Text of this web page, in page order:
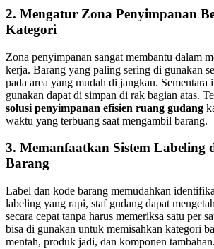
2. Mengatur Zona Penyimpanan
Kategori
Zona penyimpanan sangat membantu dalam
kerja. Barang yang paling sering di gunakan
pada area yang mudah di jangkau. Sementara
gunakan dapat di simpan di rak bagian atas.
solusi penyimpanan efisien ruang gudang
waktu yang terbuang saat mengambil barang.
3. Memanfaatkan Sistem Labeling
Barang
Label dan kode barang memudahkan
labeling yang rapi, staf gudang dapat
secara cepat tanpa harus memeriksa satu per
bisa di gunakan untuk memisahkan kategori
mentah, produk jadi, dan komponen tambahan.